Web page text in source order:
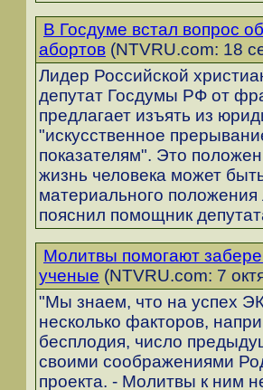
В Госдуме встал вопрос
абортов (NTVRU.com: 18
Лидер Российской
депутат Госдумы РФ от
предлагает изъять из
"искусственное
показателям". Это
жизнь человека может
материального
пояснил помощник
Молитвы помогают
ученые (NTVRU.com: 7
"Мы знаем, что на успех
несколько факторов,
бесплодия, число
своими соображениями
проекта. - Молитвы к ним